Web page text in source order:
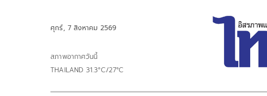
ศุกร์, 7 สิงหาคม 2569
สภาพอากาศวันนี้
THAILAND 31.3°C/27°C